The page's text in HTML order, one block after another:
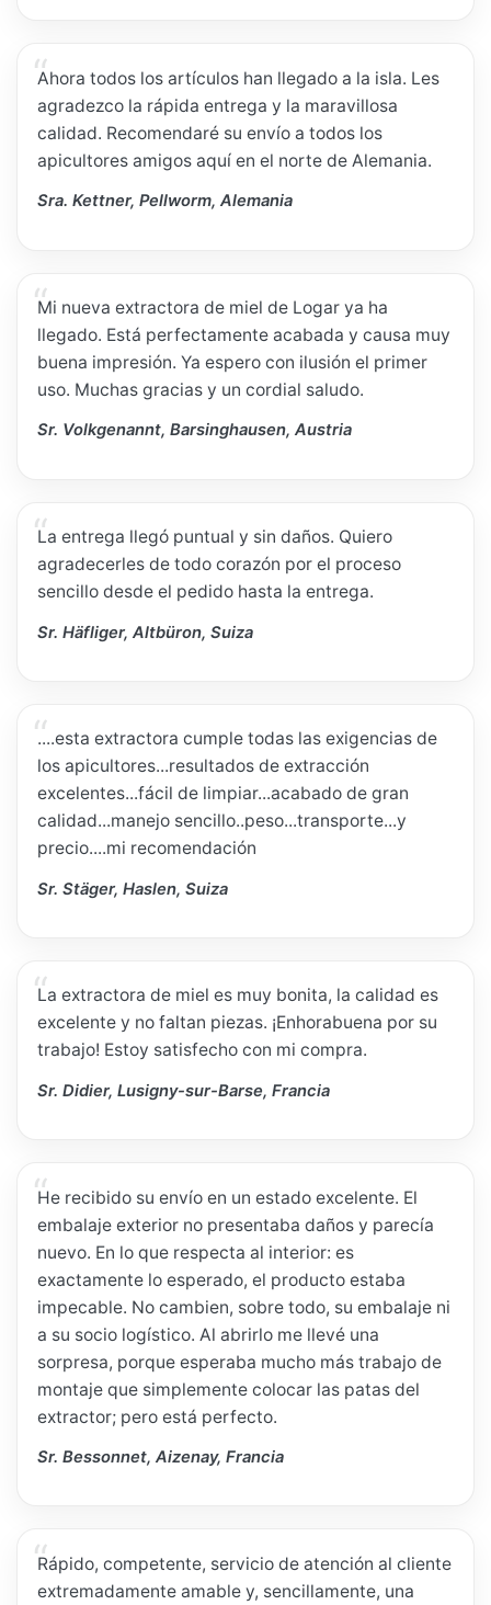
Ahora todos los artículos han llegado a la isla. Les
agradezco la rápida entrega y la maravillosa
calidad. Recomendaré su envío a todos los
apicultores amigos aquí en el norte de Alemania.
Sra. Kettner, Pellworm, Alemania
Mi nueva extractora de miel de Logar ya ha
llegado. Está perfectamente acabada y causa muy
buena impresión. Ya espero con ilusión el primer
uso. Muchas gracias y un cordial saludo.
Sr. Volkgenannt, Barsinghausen, Austria
La entrega llegó puntual y sin daños. Quiero
agradecerles de todo corazón por el proceso
sencillo desde el pedido hasta la entrega.
Sr. Häfliger, Altbüron, Suiza
....esta extractora cumple todas las exigencias de
los apicultores...resultados de extracción
excelentes...fácil de limpiar...acabado de gran
calidad...manejo sencillo..peso...transporte...y
precio....mi recomendación
Sr. Stäger, Haslen, Suiza
La extractora de miel es muy bonita, la calidad es
excelente y no faltan piezas. ¡Enhorabuena por su
trabajo! Estoy satisfecho con mi compra.
Sr. Didier, Lusigny-sur-Barse, Francia
He recibido su envío en un estado excelente. El
embalaje exterior no presentaba daños y parecía
nuevo. En lo que respecta al interior: es
exactamente lo esperado, el producto estaba
impecable. No cambien, sobre todo, su embalaje ni
a su socio logístico. Al abrirlo me llevé una
sorpresa, porque esperaba mucho más trabajo de
montaje que simplemente colocar las patas del
extractor; pero está perfecto.
Sr. Bessonnet, Aizenay, Francia
Rápido, competente, servicio de atención al cliente
extremadamente amable y, sencillamente, una